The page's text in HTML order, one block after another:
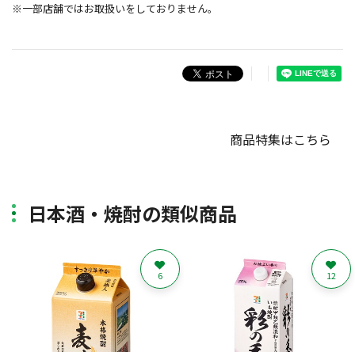
※一部店舗ではお取扱いをしておりません。
商品特集はこちら
日本酒・焼酎の類似商品
6 12